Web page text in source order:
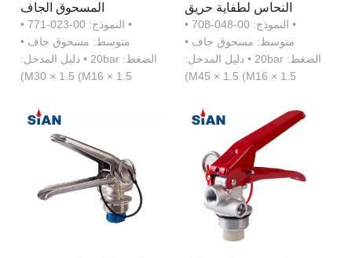
النحاس لطفاية حريق
المسحوق الجاف
• النموذج: 00-048-708 •
متوسط: مسحوق جاف •
الضغط: 20bar • دليل المدخل:
M45 × 1.5 (M16 × 1.5)
المسحوق الجاف
• النموذج: 00-023-771 •
متوسط: مسحوق جاف •
الضغط: 20bar • دليل المدخل:
M30 × 1.5 (M16 × 1.5)